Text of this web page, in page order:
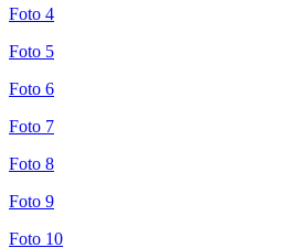
Foto 4
Foto 5
Foto 6
Foto 7
Foto 8
Foto 9
Foto 10